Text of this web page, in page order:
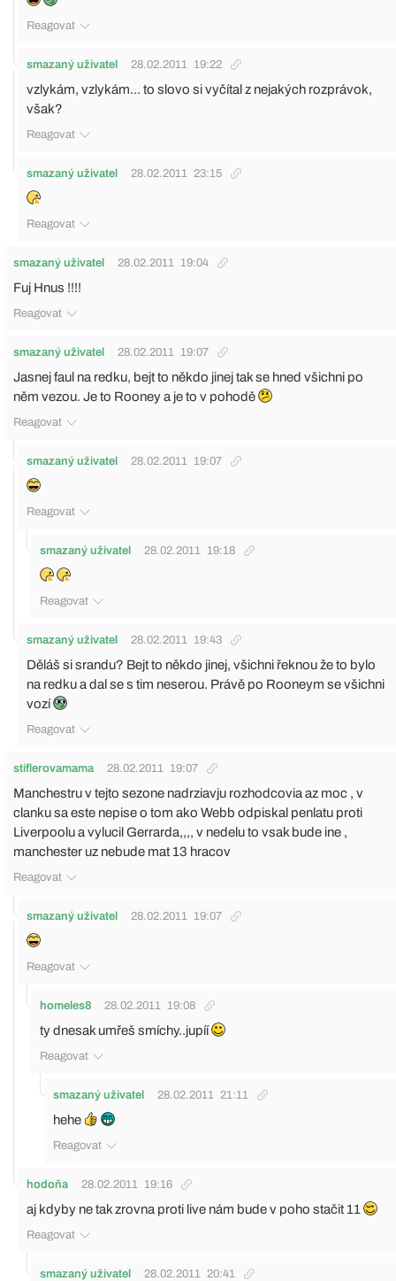
Reagovat
smazaný uživatel 28.02.2011 19:22
vzlykám, vzlykám... to slovo si vyčítal z nejakých rozprávok,
však?
Reagovat
smazaný uživatel 28.02.2011 23:15
Reagovat
smazaný uživatel 28.02.2011 19:04
Fuj Hnus !!!!
Reagovat
smazaný uživatel 28.02.2011 19:07
Jasnej faul na redku, bejt to někdo jinej tak se hned všichni po
něm vezou. Je to Rooney a je to v pohodě
Reagovat
smazaný uživatel 28.02.2011 19:07
Reagovat
smazaný uživatel 28.02.2011 19:18
Reagovat
smazaný uživatel 28.02.2011 19:43
Děláš si srandu? Bejt to někdo jinej, všichni řeknou že to bylo
na redku a dal se s tim neserou. Právě po Rooneym se všichni
vozí
Reagovat
stiflerovamama 28.02.2011 19:07
Manchestru v tejto sezone nadrziavju rozhodcovia az moc , v
clanku sa este nepise o tom ako Webb odpiskal penlatu proti
Liverpoolu a vylucil Gerrarda,,,, v nedelu to vsak bude ine ,
manchester uz nebude mat 13 hracov
Reagovat
smazaný uživatel 28.02.2011 19:07
Reagovat
homeles8 28.02.2011 19:08
ty dnesak umřeš smíchy..jupíí
Reagovat
smazaný uživatel 28.02.2011 21:11
hehe
Reagovat
hodoňa 28.02.2011 19:16
aj kdyby ne tak zrovna proti live nám bude v poho stačit 11
Reagovat
smazaný uživatel 28.02.2011 20:41